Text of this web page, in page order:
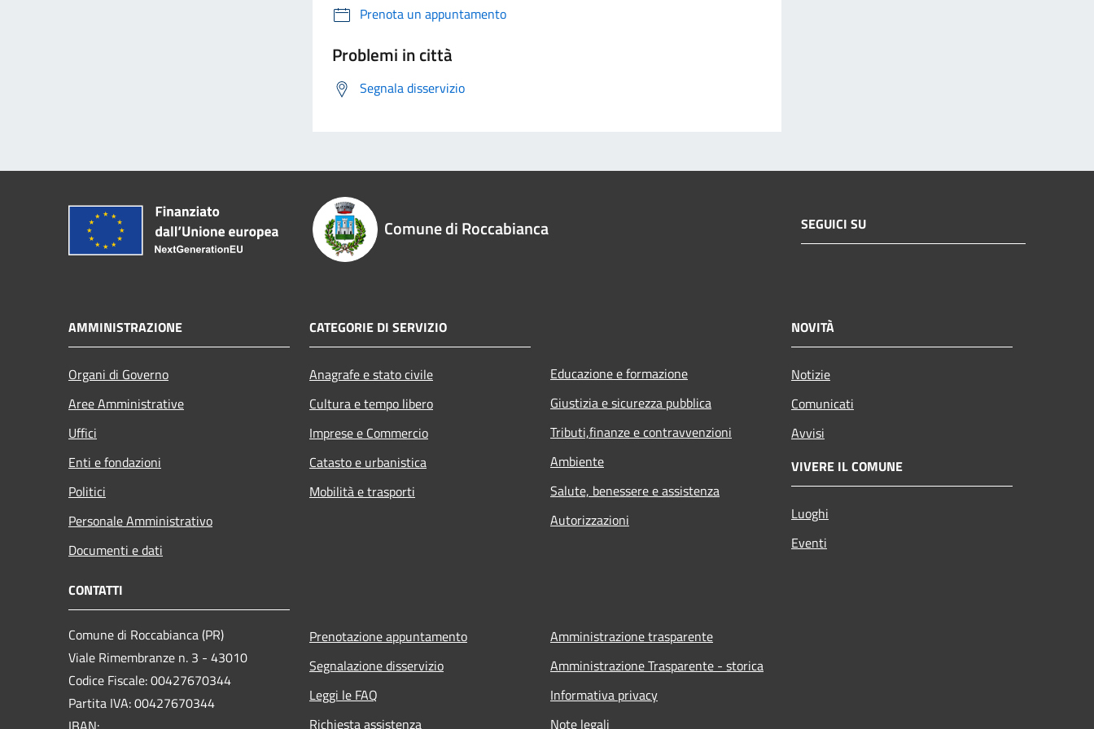
Prenota un appuntamento
Problemi in città
Segnala disservizio
Comune di Roccabianca SEGUICI SU
AMMINISTRAZIONE
Organi di Governo
Aree Amministrative
Uffici
Enti e fondazioni
Politici
Personale Amministrativo
Documenti e dati
CATEGORIE DI SERVIZIO
Anagrafe e stato civile
Cultura e tempo libero
Imprese e Commercio
Catasto e urbanistica
Mobilità e trasporti
Educazione e formazione
Giustizia e sicurezza pubblica
Tributi,finanze e contravvenzioni
Ambiente
Salute, benessere e assistenza
Autorizzazioni
NOVITÀ
Notizie
Comunicati
Avvisi
VIVERE IL COMUNE
Luoghi
Eventi
CONTATTI
Comune di Roccabianca (PR)
Viale Rimembranze n. 3 - 43010
Codice Fiscale: 00427670344
Partita IVA: 00427670344
Prenotazione appuntamento
Segnalazione disservizio
Leggi le FAQ
Richiesta assistenza
Amministrazione trasparente
Amministrazione Trasparente - storica
Informativa privacy
Note legali